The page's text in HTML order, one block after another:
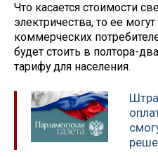
Что касается стоимости
электричества, то ее
коммерческих
будет стоить в полтора-
тарифу для населения.